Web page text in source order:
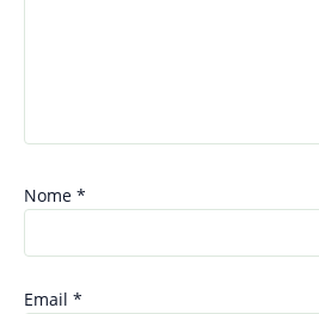
Nome *
Email *